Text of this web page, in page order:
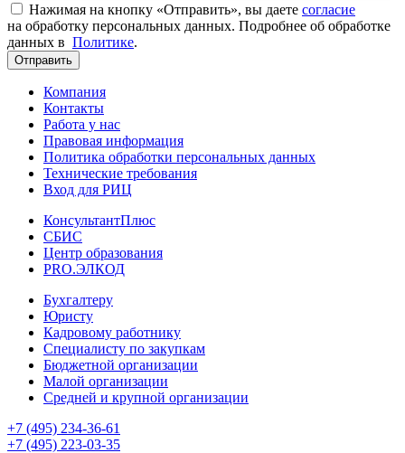
Нажимая на кнопку «Отправить», вы даете согласие
на обработку персональных данных. Подробнее об обработке
данных в Политике.
Отправить
Компания
Контакты
Работа у нас
Правовая информация
Политика обработки персональных данных
Технические требования
Вход для РИЦ
КонсультантПлюс
СБИС
Центр образования
PRO.ЭЛКОД
Бухгалтеру
Юристу
Кадровому работнику
Специалисту по закупкам
Бюджетной организации
Малой организации
Средней и крупной организации
+7 (495) 234-36-61
+7 (495) 223-03-35